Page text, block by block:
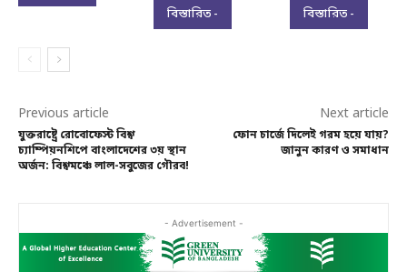
বিস্তারিত - বিস্তারিত -
Previous article
যুক্তরাষ্ট্রে রোবোফেস্ট বিশ্ব
চ্যাম্পিয়নশিপে বাংলাদেশের ৩য় স্থান
অর্জন: বিশ্বমঞ্চে লাল-সবুজের গৌরব!
Next article
ফোন চার্জে দিলেই গরম হয়ে যায়?
জানুন কারণ ও সমাধান
- Advertisement -